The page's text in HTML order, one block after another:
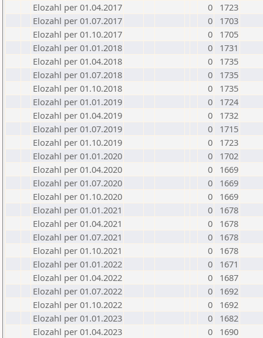
Elozahl per 01.04.2017
0
1723
Elozahl per 01.07.2017
0
1703
Elozahl per 01.10.2017
0
1705
Elozahl per 01.01.2018
0
1731
Elozahl per 01.04.2018
0
1735
Elozahl per 01.07.2018
0
1735
Elozahl per 01.10.2018
0
1735
Elozahl per 01.01.2019
0
1724
Elozahl per 01.04.2019
0
1732
Elozahl per 01.07.2019
0
1715
Elozahl per 01.10.2019
0
1723
Elozahl per 01.01.2020
0
1702
Elozahl per 01.04.2020
0
1669
Elozahl per 01.07.2020
0
1669
Elozahl per 01.10.2020
0
1669
Elozahl per 01.01.2021
0
1678
Elozahl per 01.04.2021
0
1678
Elozahl per 01.07.2021
0
1678
Elozahl per 01.10.2021
0
1678
Elozahl per 01.01.2022
0
1671
Elozahl per 01.04.2022
0
1687
Elozahl per 01.07.2022
0
1692
Elozahl per 01.10.2022
0
1692
Elozahl per 01.01.2023
0
1682
Elozahl per 01.04.2023
0
1690